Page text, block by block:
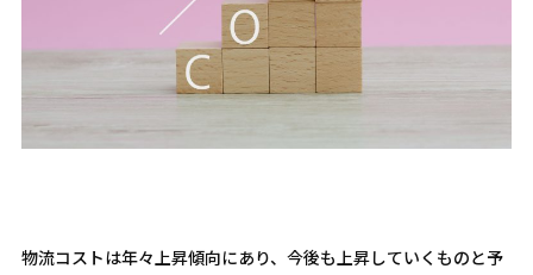
物流コストは年々上昇傾向にあり、今後も上昇していくものと予